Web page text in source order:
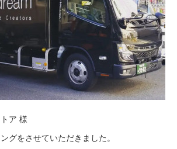
ア 様
グをさせていただきました。